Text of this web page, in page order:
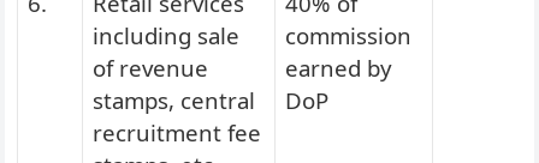
including sale
of revenue
stamps, central
recruitment fee
commission
earned by
DoP